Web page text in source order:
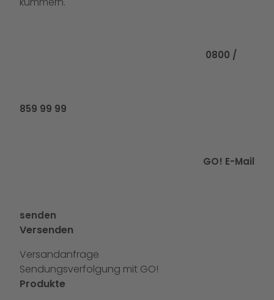
0800 /
859 99 99
GO! E-Mail
senden
Versenden
Versandanfrage
Sendungsverfolgung mit GO!
Produkte